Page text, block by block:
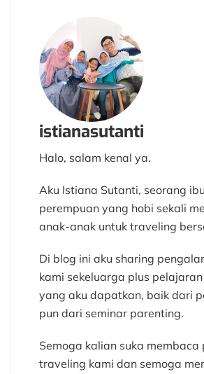
istianasutanti
Halo, salam kenal ya.
Aku Istiana Sutanti, seorang
perempuan yang hobi sekali
anak-anak untuk traveling
Di blog ini aku sharing
kami sekeluarga plus
yang aku dapatkan, baik dari
pun dari seminar parenting.
Semoga kalian suka
traveling kami dan semoga